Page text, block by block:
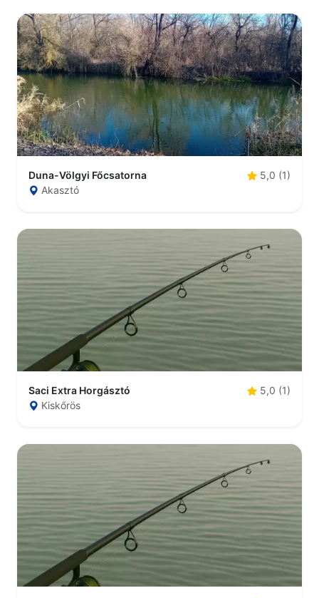
Duna-Völgyi Főcsatorna
5,0 (1)
Akasztó
Saci Extra Horgásztó
5,0 (1)
Kiskőrös